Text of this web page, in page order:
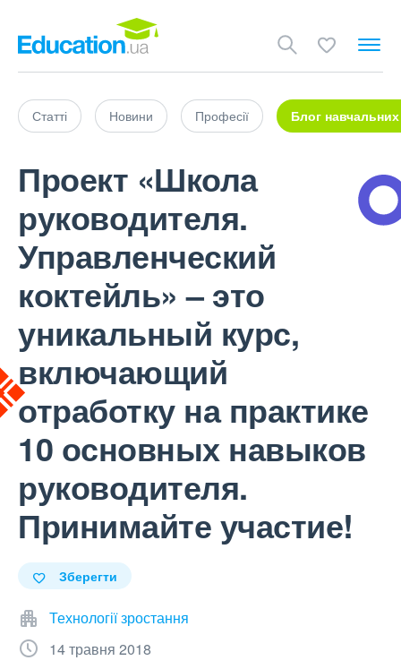
Статті Новини Професії Блог навчальних
Проект «Школа
руководителя.
Управленческий
коктейль» – это
уникальный курс,
включающий
отработку на практике
10 основных навыков
руководителя.
Принимайте участие!
Зберегти
Технології зростання
14 травня 2018